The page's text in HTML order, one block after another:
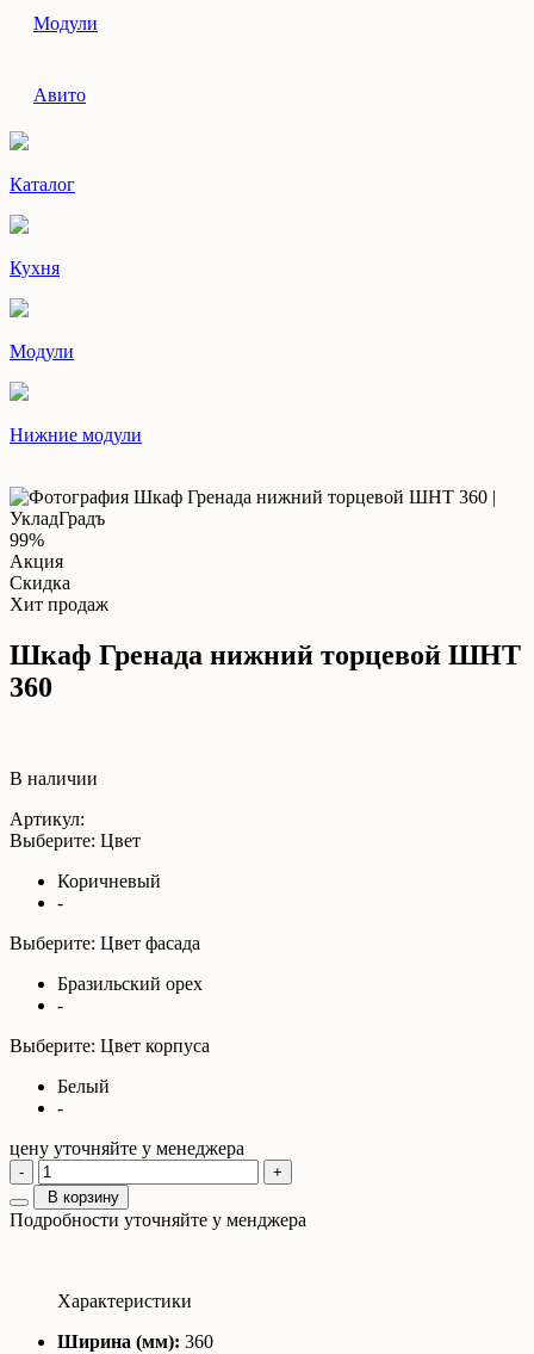
Модули
Авито
Каталог
Кухня
Модули
Нижние модули
99%
Акция
Скидка
Хит продаж
Шкаф Гренада нижний торцевой ШНТ
360
В наличии
Артикул:
Выберите: Цвет
Коричневый
-
Выберите: Цвет фасада
Бразильский орех
-
Выберите: Цвет корпуса
Белый
-
цену уточняйте у менеджера
-
+
В корзину
Подробности уточняйте у менджера
Характеристики
Ширина (мм): 360